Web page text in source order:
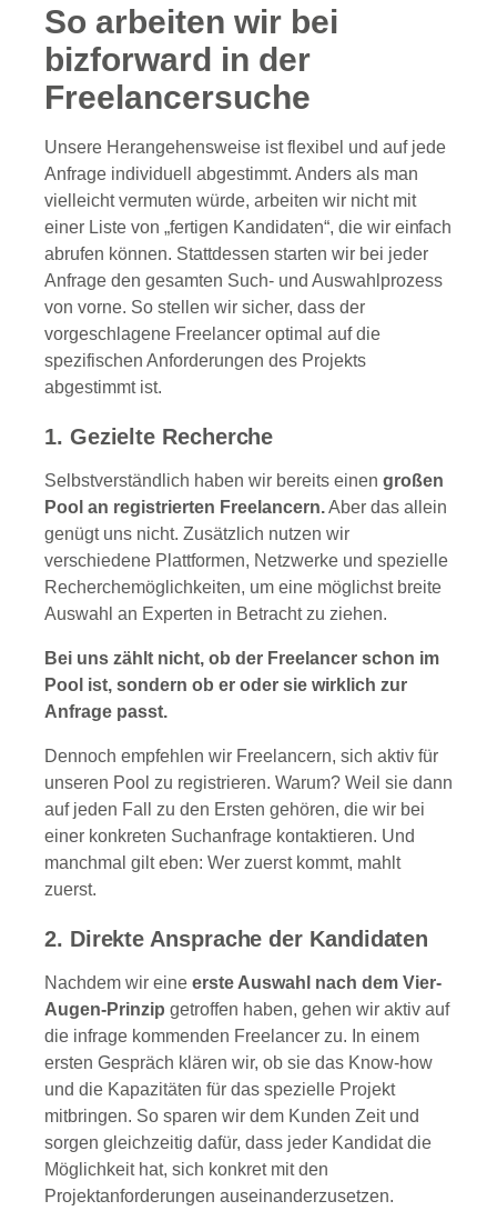
So arbeiten wir bei
bizforward in der
Freelancersuche
Unsere Herangehensweise ist flexibel und auf jede
Anfrage individuell abgestimmt. Anders als man
vielleicht vermuten würde, arbeiten wir nicht mit
einer Liste von „fertigen Kandidaten“, die wir einfach
abrufen können. Stattdessen starten wir bei jeder
Anfrage den gesamten Such- und Auswahlprozess
von vorne. So stellen wir sicher, dass der
vorgeschlagene Freelancer optimal auf die
spezifischen Anforderungen des Projekts
abgestimmt ist.
1. Gezielte Recherche
Selbstverständlich haben wir bereits einen großen
Pool an registrierten Freelancern.Aber das allein
genügt uns nicht. Zusätzlich nutzen wir
verschiedene Plattformen, Netzwerke und spezielle
Recherchemöglichkeiten, um eine möglichst breite
Auswahl an Experten in Betracht zu ziehen.
Bei uns zählt nicht, ob der Freelancer schon im
Pool ist, sondern ob er oder sie wirklich zur
Anfrage passt.
Dennoch empfehlen wir Freelancern, sich aktiv für
unseren Pool zu registrieren. Warum? Weil sie dann
auf jeden Fall zu den Ersten gehören, die wir bei
einer konkreten Suchanfrage kontaktieren. Und
manchmal gilt eben: Wer zuerst kommt, mahlt
zuerst.
2. Direkte Ansprache der Kandidaten
Nachdem wir eine erste Auswahl nach dem Vier-
Augen-Prinzip getroffen haben, gehen wir aktiv auf
die infrage kommenden Freelancer zu. In einem
ersten Gespräch klären wir, ob sie das Know-how
und die Kapazitäten für das spezielle Projekt
mitbringen. So sparen wir dem Kunden Zeit und
sorgen gleichzeitig dafür, dass jeder Kandidat die
Möglichkeit hat, sich konkret mit den
Projektanforderungen auseinanderzusetzen.